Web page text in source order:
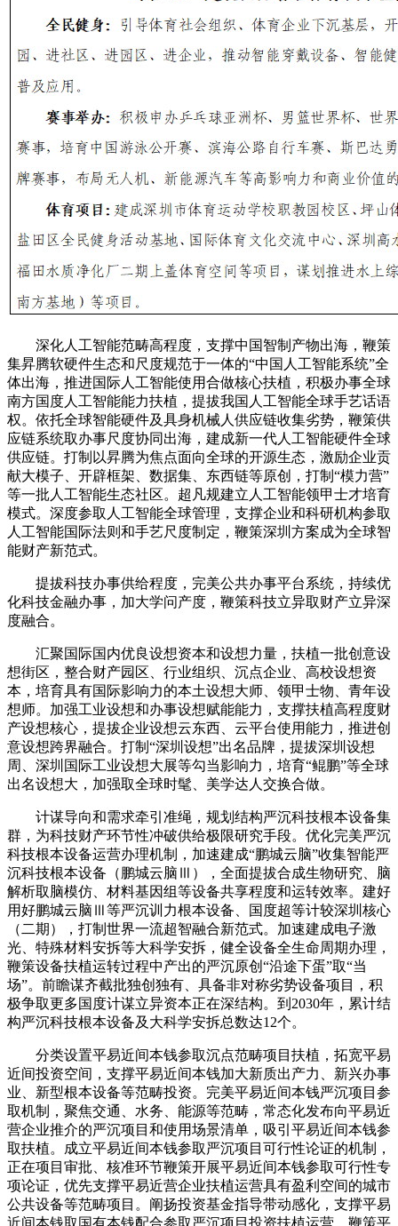
深化人工智能范畴高程度，支撑中国智制产物出海，鞭策
集昇腾软硬件生态和尺度规范于一体的“中国人工智能系统”全
体出海，推进国际人工智能使用合做核心扶植，积极办事全球
南方国度人工智能能力扶植，提拔我国人工智能全球手艺话语
权。依托全球智能硬件及具身机械人供应链收集劣势，鞭策供
应链系统取办事尺度协同出海，建成新一代人工智能硬件全球
供应链。打制以昇腾为焦点面向全球的开源生态，激励企业贡
献大模子、开辟框架、数据集、东西链等原创，打制“模力营”
等一批人工智能生态社区。超凡规建立人工智能领甲士才培育
模式。深度参取人工智能全球管理，支撑企业和科研机构参取
人工智能国际法则和手艺尺度制定，鞭策深圳方案成为全球智
能财产新范式。
提拔科技办事供给程度，完美公共办事平台系统，持续优
化科技金融办事，加大学问产度，鞭策科技立异取财产立异深
度融合。
汇聚国际国内优良设想资本和设想力量，扶植一批创意设
想街区，整合财产园区、行业组织、沉点企业、高校设想资
本，培育具有国际影响力的本土设想大师、领甲士物、青年设
想师。加强工业设想和办事设想赋能能力，支撑扶植高程度财
产设想核心，提拔企业设想云东西、云平台使用能力，推进创
意设想跨界融合。打制“深圳设想”出名品牌，提拔深圳设想
周、深圳国际工业设想大展等勾当影响力，培育“鲲鹏”等全球
出名设想大，加强取全球时髦、美学达人交换合做。
计谋导向和需求牵引准绳，规划结构严沉科技根本设备集
群，为科技财产环节性冲破供给极限研究手段。优化完美严沉
科技根本设备运营办理机制，加速建成“鹏城云脑”收集智能严
沉科技根本设备（鹏城云脑Ⅲ），全面提拔合成生物研究、脑
解析取脑模仿、材料基因组等设备共享程度和运转效率。建好
用好鹏城云脑Ⅲ等严沉训力根本设备、国度超等计较深圳核心
（二期），打制世界一流超智融合新范式。加速建成电子激
光、特殊材料安拆等大科学安拆，健全设备全生命周期办理，
鞭策设备扶植运转过程中产出的严沉原创“沿途下蛋”取“当
场”。前瞻谋齐截批独创独有、具备非对称劣势设备项目，积
极争取更多国度计谋立异资本正在深结构。到2030年，累计结
构严沉科技根本设备及大科学安拆总数达12个。
分类设置平易近间本钱参取沉点范畴项目扶植，拓宽平易
近间投资空间，支撑平易近间本钱加大新质出产力、新兴办事
业、新型根本设备等范畴投资。完美平易近间本钱严沉项目参
取机制，聚焦交通、水务、能源等范畴，常态化发布向平易近
营企业推介的严沉项目和使用场景清单，吸引平易近间本钱参
取扶植。成立平易近间本钱参取严沉项目可行性论证的机制，
正在项目审批、核准环节鞭策开展平易近间本钱参取可行性专
项论证，优先支撑平易近营企业扶植运营具有盈利空间的城市
公共设备等范畴项目。阐扬投资基金指导带动感化，支撑平易
近间本钱取国有本钱配合参取严沉项目投资扶植运营，鞭策平